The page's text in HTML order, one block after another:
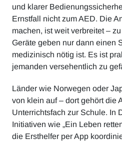
und klarer
Ernstfall nicht zum AED. Die
machen, ist weit verbreitet –
Geräte geben nur dann einen
medizinisch nötig ist. Es ist
jemanden versehentlich zu
Länder wie Norwegen oder
von klein auf – dort gehört die
Unterrichtsfach zur Schule. In
Initiativen wie „Ein Leben
die Ersthelfer per App